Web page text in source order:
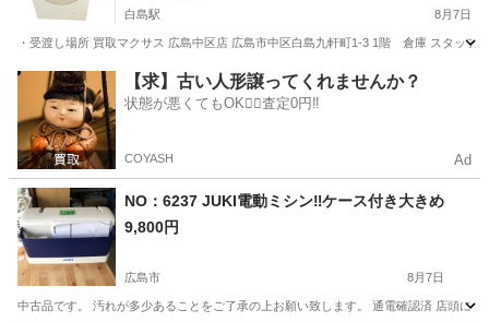
白島駅 8月7日
・受渡し場所 買取マクサス 広島中区店 広島市中区白島九軒町1-3 1階 倉庫 スタッ
広島 広島市 白島駅 生活家電
【求】古い人形譲ってくれませんか？
状態が悪くてもOK🙆‍♀️査定0円‼️
COYASH Ad
NO：6237 JUKI電動ミシン‼ケース付き️大きめ
9,800円
広島市 8月7日
中古品です。 汚れが多少あることをご了承の上お願い致します。 通電確認済 店頭に